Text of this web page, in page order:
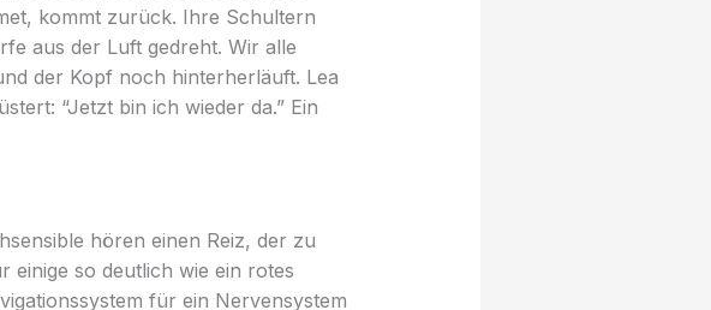
kommt zurück. Ihre Schultern
aus der Luft gedreht. Wir alle
der Kopf noch hinterherläuft. Lea
“Jetzt bin ich wieder da.” Ein
hören einen Reiz, der zu
einige so deutlich wie ein rotes
für ein Nervensystem